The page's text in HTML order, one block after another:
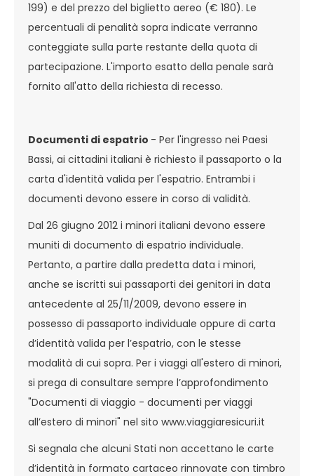
199) e del prezzo del biglietto aereo (€ 180). Le
percentuali di penalità sopra indicate verranno
conteggiate sulla parte restante della quota di
partecipazione. L'importo esatto della penale sarà
fornito all'atto della richiesta di recesso.
Documenti di espatrio - Per l'ingresso nei Paesi
Bassi, ai cittadini italiani è richiesto il passaporto o la
carta d'identità valida per l'espatrio. Entrambi i
documenti devono essere in corso di validità.
Dal 26 giugno 2012 i minori italiani devono essere
muniti di documento di espatrio individuale.
Pertanto, a partire dalla predetta data i minori,
anche se iscritti sui passaporti dei genitori in data
antecedente al 25/11/2009, devono essere in
possesso di passaporto individuale oppure di carta
d’identità valida per l’espatrio, con le stesse
modalità di cui sopra. Per i viaggi all'estero di minori,
si prega di consultare sempre l’approfondimento
"Documenti di viaggio - documenti per viaggi
all’estero di minori" nel sito www.viaggiaresicuri.it
Si segnala che alcuni Stati non accettano le carte
d’identità in formato cartaceo rinnovate con timbro